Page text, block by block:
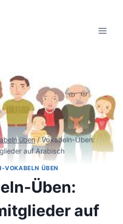
üben / Vokabeln-Üben:
auf Arabisch
VOKABELN ÜBEN
Üben:
auf